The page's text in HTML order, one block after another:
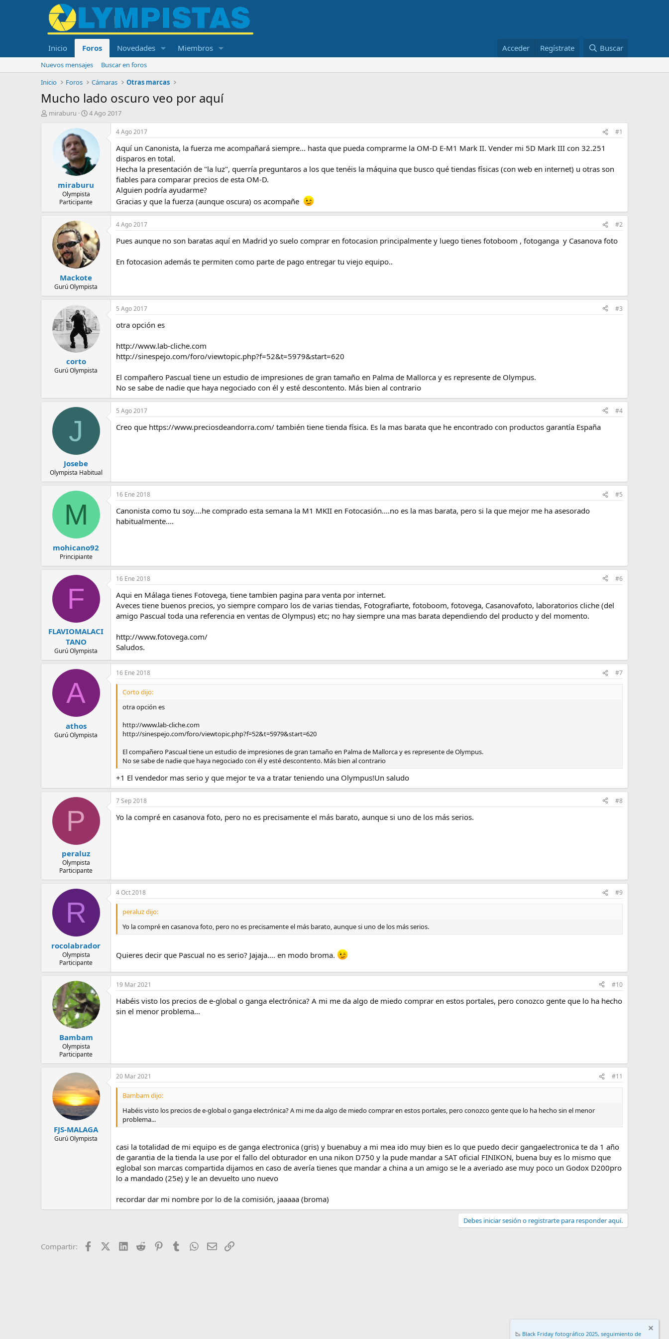
Inicio Foros Novedades Miembros Acceder Regístrate Buscar
Nuevos mensajes
Buscar en foros
Inicio
Foros Cámaras Otras marcas
Mucho lado oscuro veo por aquí
I
l
m
miraburu
F
c
d
e
i
n
i
c
i
4 Ago 2017
miraburu
Olympista
Participante
4 Ago 2017 #1
Aquí un Canonista, la fuerza me acompañará siempre... hasta que pueda comprarme la OM-D E-M1 Mark II. Vender mi 5D Mark III con 32.251
disparos en total.
Hecha la presentación de "la luz", querría preguntaros a los que tenéis la máquina que busco qué tiendas físicas (con web en internet) u otras son
fiables para comparar precios de esta OM-D.
Alguien podría ayudarme?
Gracias y que la fuerza (aunque oscura) os acompañe
Mackote
Gurú Olympista
4 Ago 2017 #2
Pues aunque no son baratas aquí en Madrid yo suelo comprar en fotocasion principalmente y luego tienes fotoboom , fotoganga y Casanova foto
En fotocasion además te permiten como parte de pago entregar tu viejo equipo..
corto
Gurú Olympista
5 Ago 2017 #3
otra opción es
http://www.lab-cliche.com
http://sinespejo.com/foro/viewtopic.php?f=52&t=5979&start=620
El compañero Pascual tiene un estudio de impresiones de gran tamaño en Palma de Mallorca y es represente de Olympus.
No se sabe de nadie que haya negociado con él y esté descontento. Más bien al contrario
J
Josebe
Olympista Habitual
5 Ago 2017 #4
Creo que https://www.preciosdeandorra.com/ también tiene tienda física. Es la mas barata que he encontrado con productos garantía España
M
mohicano92
Principiante
16 Ene 2018 #5
Canonista como tu soy....he comprado esta semana la M1 MKII en Fotocasión....no es la mas barata, pero si la que mejor me ha asesorado
habitualmente....
F
FLAVIOMALACI
TANO
Gurú Olympista
16 Ene 2018 #6
Aqui en Málaga tienes Fotovega, tiene tambien pagina para venta por internet.
Aveces tiene buenos precios, yo siempre comparo los de varias tiendas, Fotografiarte, fotoboom, fotovega, Casanovafoto, laboratorios cliche (del
amigo Pascual toda una referencia en ventas de Olympus) etc; no hay siempre una mas barata dependiendo del producto y del momento.
http://www.fotovega.com/
Saludos.
A
athos
Gurú Olympista
16 Ene 2018 #7
Corto dijo:
otra opción es
http://www.lab-cliche.com
http://sinespejo.com/foro/viewtopic.php?f=52&t=5979&start=620
El compañero Pascual tiene un estudio de impresiones de gran tamaño en Palma de Mallorca y es represente de Olympus.
No se sabe de nadie que haya negociado con él y esté descontento. Más bien al contrario
+1 El vendedor mas serio y que mejor te va a tratar teniendo una Olympus!Un saludo
P
peraluz
Olympista
Participante
7 Sep 2018 #8
Yo la compré en casanova foto, pero no es precisamente el más barato, aunque si uno de los más serios.
R
rocolabrador
Olympista
Participante
4 Oct 2018 #9
peraluz dijo:
Yo la compré en casanova foto, pero no es precisamente el más barato, aunque si uno de los más serios.
Quieres decir que Pascual no es serio? Jajaja.... en modo broma.
Bambam
Olympista
Participante
19 Mar 2021 #10
Habéis visto los precios de e-global o ganga electrónica? A mi me da algo de miedo comprar en estos portales, pero conozco gente que lo ha hecho
sin el menor problema...
FJS-MALAGA
Gurú Olympista
20 Mar 2021 #11
Bambam dijo:
Habéis visto los precios de e-global o ganga electrónica? A mi me da algo de miedo comprar en estos portales, pero conozco gente que lo ha hecho sin el menor
problema...
casi la totalidad de mi equipo es de ganga electronica (gris) y buenabuy a mi mea ido muy bien es lo que puedo decir gangaelectronica te da 1 año
de garantia de la tienda la use por el fallo del obturador en una nikon D750 y la pude mandar a SAT oficial FINIKON, buena buy es lo mismo que
eglobal son marcas compartida dijamos en caso de avería tienes que mandar a china a un amigo se le a averiado ase muy poco un Godox D200pro
lo a mandado (25e) y le an devuelto uno nuevo
recordar dar mi nombre por lo de la comisión, jaaaaa (broma)
Debes iniciar sesión o registrarte para responder aquí.
Compartir: FacebookX (Twitter)
LinkedIn
Reddit PinterestTumblrWhatsApp
EmailEnlace
📉 Black Friday fotográfico 2025, seguimiento de